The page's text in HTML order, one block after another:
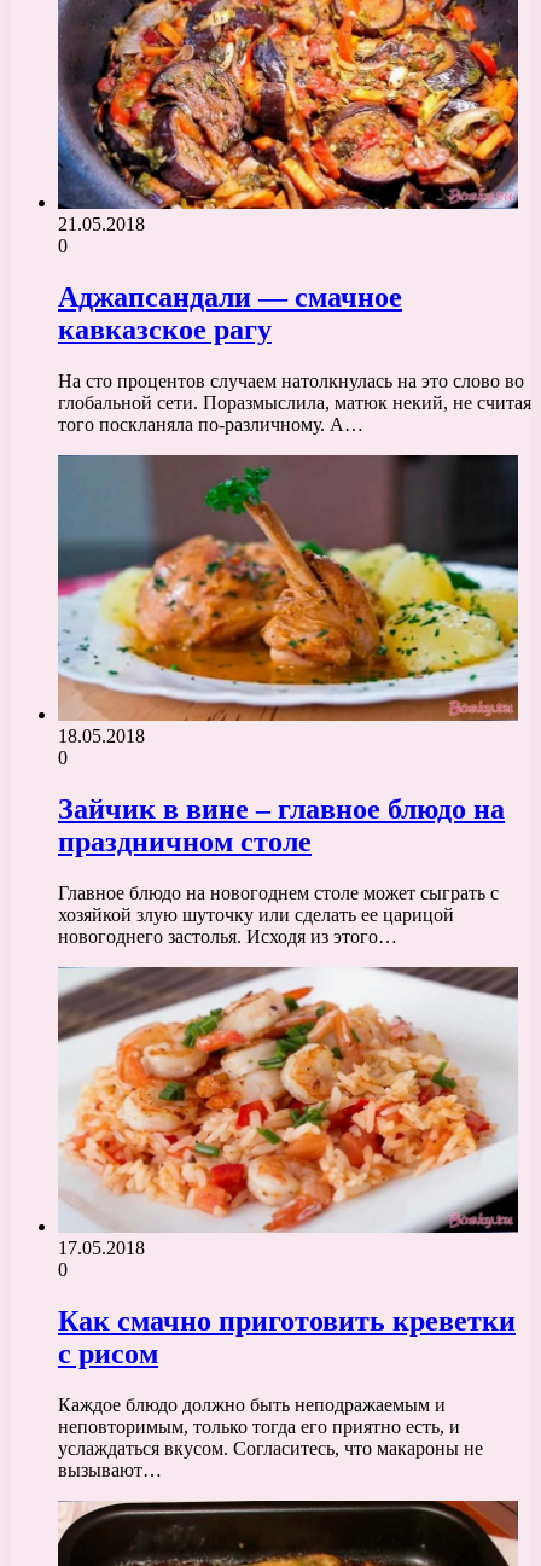
21.05.2018
0
Аджапсандали — смачное
кавказское рагу
На сто процентов случаем натолкнулась на это слово во
глобальной сети. Поразмыслила, матюк некий, не считая
того поскланяла по-различному. А…
18.05.2018
0
Зайчик в вине – главное блюдо на
праздничном столе
Главное блюдо на новогоднем столе может сыграть с
хозяйкой злую шуточку или сделать ее царицой
новогоднего застолья. Исходя из этого…
17.05.2018
0
Как смачно приготовить креветки
с рисом
Каждое блюдо должно быть неподражаемым и
неповторимым, только тогда его приятно есть, и
услаждаться вкусом. Согласитесь, что макароны не
вызывают…